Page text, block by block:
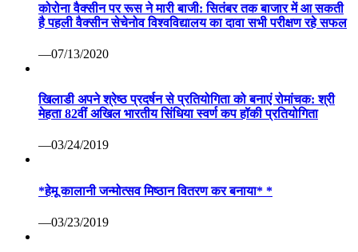
कोरोना वैक्सीन पर रूस ने मारी बाजी: सितंबर तक बाजार में आ सकती
है पहली वैक्सीन सेचेनोव विश्वविद्यालय का दावा सभी परीक्षण रहे सफल
—07/13/2020
खिलाडी अपने श्रेष्ठ प्रदर्षन से प्रतियोगिता को बनाएं रोमांचक: श्री
मेहता 82वीं अखिल भारतीय सिंधिया स्वर्ण कप हॉकी प्रतियोगिता
—03/24/2019
*हेमू कालानी जन्मोत्सव मिष्ठान वितरण कर बनाया* *
—03/23/2019